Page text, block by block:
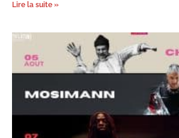
Lire la suite »